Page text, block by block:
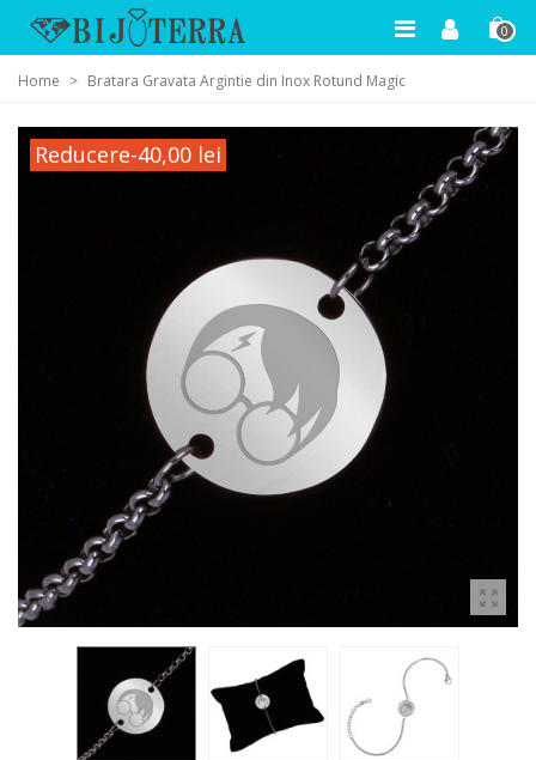
0
Home > Bratara Gravata Argintie din Inox Rotund Magic
Reducere-40,00 lei